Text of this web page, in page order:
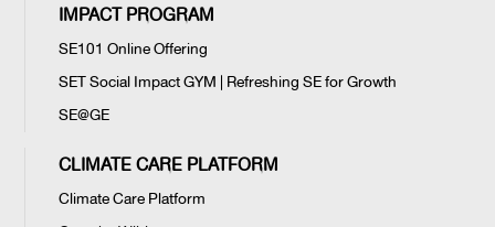
IMPACT PROGRAM
SE101 Online Offering
SET Social Impact GYM | Refreshing SE for Growth
SE@GE
CLIMATE CARE PLATFORM
Climate Care Platform